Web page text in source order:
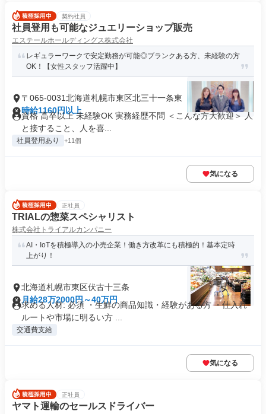
契約社員
社員登用も可能なジュエリーショップ販売
エステールホールディングス株式会社
レギュラーワークで安定勤務が可能◎ブランクある方、未経験の方
OK！【女性スタッフ活躍中】
〒065-0031北海道札幌市東区北三十一条東
時給1160円以上
資格 高卒以上 未経験OK 実務経歴不問 ＜こんな方大歓迎＞ 人
と接すること、人を喜...
社員登用あり +11個
気になる
正社員
TRIALの惣菜スペシャリスト
株式会社トライアルカンパニー
AI・IoTを積極導入の小売企業！働き方改革にも積極的！基本定時
上がり！
北海道札幌市東区伏古十三条
月給28万2000円～40万円
求める人材: 必須 ・生鮮の商品知識・経験がある方 ・仕入れ
ルートや市場に明るい方 ...
交通費支給
気になる
正社員
ヤマト運輸のセールスドライバー